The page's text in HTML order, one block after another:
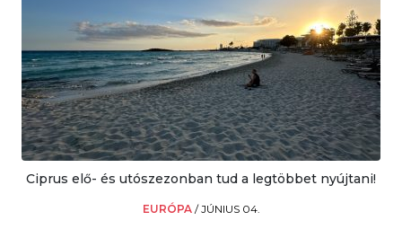
Ciprus elő- és utószezonban tud a legtöbbet nyújtani!
EURÓPA /JÚNIUS 04.